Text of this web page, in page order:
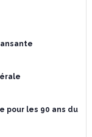
pour les 90 ans du